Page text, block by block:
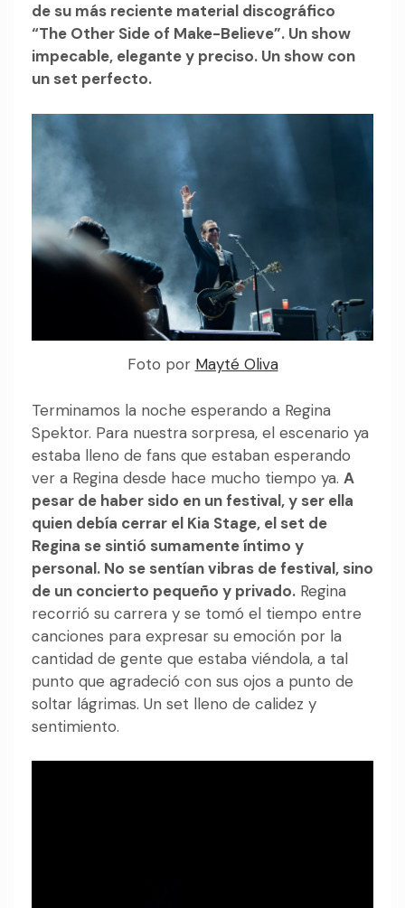
de su más reciente material discográfico
“The Other Side of Make-Believe”. Un show
impecable, elegante y preciso. Un show con
un set perfecto.
Foto por Mayté Oliva
Terminamos la noche esperando a Regina
Spektor. Para nuestra sorpresa, el escenario ya
estaba lleno de fans que estaban esperando
ver a Regina desde hace mucho tiempo ya. A
pesar de haber sido en un festival, y ser ella
quien debía cerrar el Kia Stage, el set de
Regina se sintió sumamente íntimo y
personal. No se sentían vibras de festival, sino
de un concierto pequeño y privado. Regina
recorrió su carrera y se tomó el tiempo entre
canciones para expresar su emoción por la
cantidad de gente que estaba viéndola, a tal
punto que agradeció con sus ojos a punto de
soltar lágrimas. Un set lleno de calidez y
sentimiento.